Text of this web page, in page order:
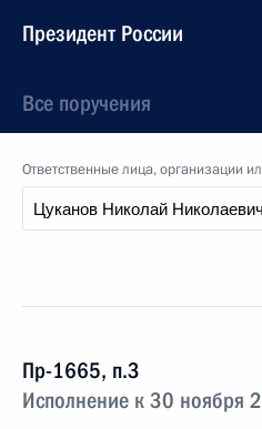
Президент России
Все поручения
Ответственные лица, организации
Пр-1665, п.3
Исполнение к 30 ноября